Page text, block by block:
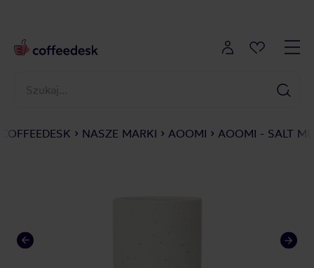
COFFEEDESK NASZE MARKI AOOMI AOOMI - SALT